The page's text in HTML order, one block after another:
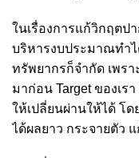
ในเรื่องการแก้วิกฤตป
บริหารงบประมาณทำไ
ทรัพยากรก็จำกัด เพร
มาก่อน Target ของเร
ให้เปลี่ยนผ่านให้ได้ โ
ได้ผลยาว กระจายตัว